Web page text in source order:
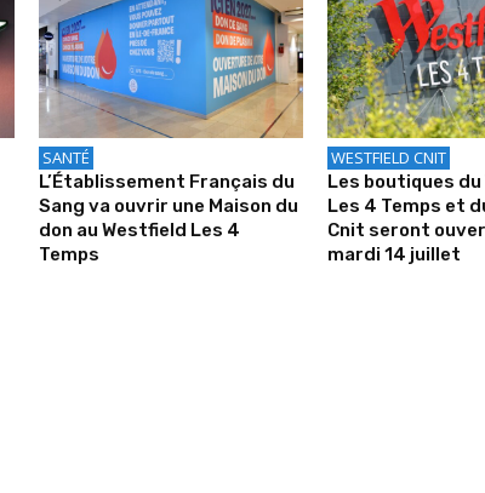
SANTÉ
L’Établissement Français du
Sang va ouvrir une Maison du
don au Westfield Les 4
Temps
WESTFIELD CNIT
Les boutiques
Les 4 Temps et
Cnit seront
mardi 14 juillet